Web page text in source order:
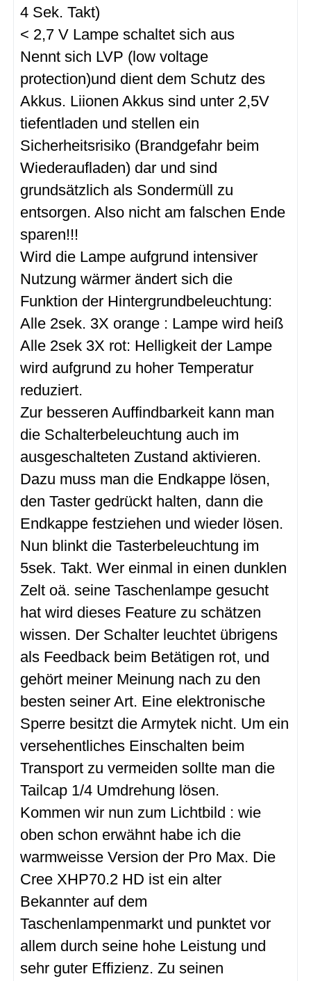
4 Sek. Takt)
< 2,7 V Lampe schaltet sich aus
Nennt sich LVP (low voltage
protection)und dient dem Schutz des
Akkus. Liionen Akkus sind unter 2,5V
tiefentladen und stellen ein
Sicherheitsrisiko (Brandgefahr beim
Wiederaufladen) dar und sind
grundsätzlich als Sondermüll zu
entsorgen. Also nicht am falschen Ende
sparen!!!
Wird die Lampe aufgrund intensiver
Nutzung wärmer ändert sich die
Funktion der Hintergrundbeleuchtung:
Alle 2sek. 3X orange : Lampe wird heiß
Alle 2sek 3X rot: Helligkeit der Lampe
wird aufgrund zu hoher Temperatur
reduziert.
Zur besseren Auffindbarkeit kann man
die Schalterbeleuchtung auch im
ausgeschalteten Zustand aktivieren.
Dazu muss man die Endkappe lösen,
den Taster gedrückt halten, dann die
Endkappe festziehen und wieder lösen.
Nun blinkt die Tasterbeleuchtung im
5sek. Takt. Wer einmal in einen dunklen
Zelt oä. seine Taschenlampe gesucht
hat wird dieses Feature zu schätzen
wissen. Der Schalter leuchtet übrigens
als Feedback beim Betätigen rot, und
gehört meiner Meinung nach zu den
besten seiner Art. Eine elektronische
Sperre besitzt die Armytek nicht. Um ein
versehentliches Einschalten beim
Transport zu vermeiden sollte man die
Tailcap 1/4 Umdrehung lösen.
Kommen wir nun zum Lichtbild : wie
oben schon erwähnt habe ich die
warmweisse Version der Pro Max. Die
Cree XHP70.2 HD ist ein alter
Bekannter auf dem
Taschenlampenmarkt und punktet vor
allem durch seine hohe Leistung und
sehr guter Effizienz. Zu seinen